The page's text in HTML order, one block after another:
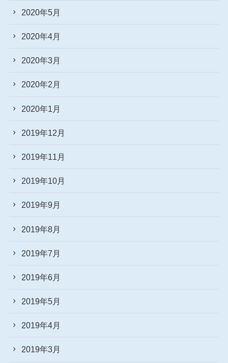
2020年5月
2020年4月
2020年3月
2020年2月
2020年1月
2019年12月
2019年11月
2019年10月
2019年9月
2019年8月
2019年7月
2019年6月
2019年5月
2019年4月
2019年3月